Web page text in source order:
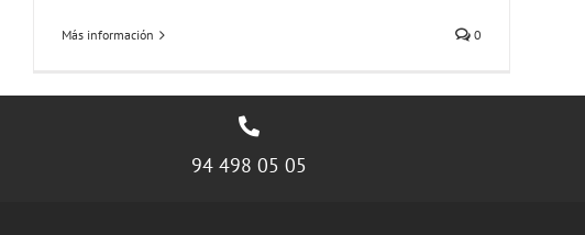
Más información 0
94 498 05 05